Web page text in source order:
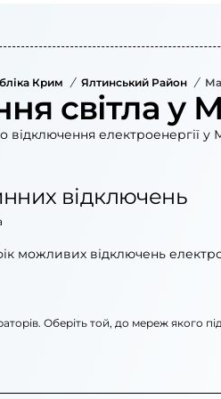
Крим / Ялтинський Район /
світла у
відключення електроенергії
відключень
можливих відключень
Оберіть той, до мереж якого